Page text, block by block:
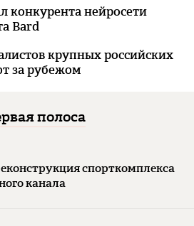
конкурента нейросети
Bard
крупных российских
за рубежом
полоса
спорткомплекса
канала